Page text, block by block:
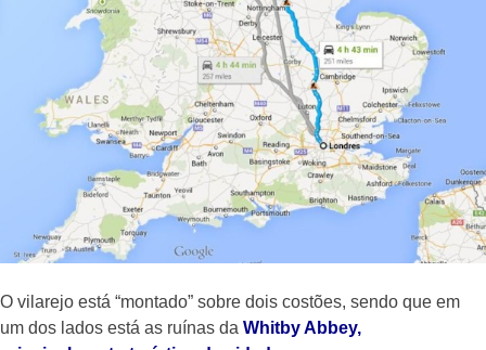
O vilarejo está “montado” sobre dois costões, sendo que em
um dos lados está as ruínas da Whitby Abbey,